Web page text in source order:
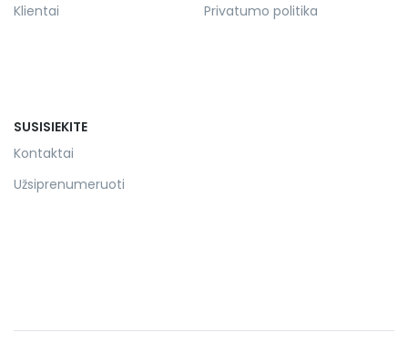
Klientai
Privatumo politika
SUSISIEKITE
Kontaktai
Užsiprenumeruoti